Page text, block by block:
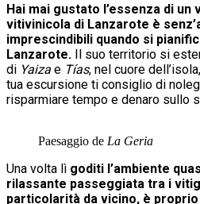
Hai mai gustato l’essenza di un
vitivinicola di Lanzarote è
imprescindibili quando si
Lanzarote. Il suo territorio si
di Yaiza e Tías, nel cuore
tua escursione ti consiglio di
risparmiare tempo e denaro sullo
Paesaggio de La Geria
Una volta lì goditi l’ambiente
rilassante passeggiata tra i
particolarità da vicino, è